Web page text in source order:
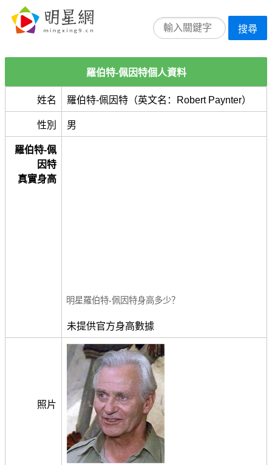
搜尋
羅伯特-佩因特個人資料
姓名 羅伯特-佩因特（英文名：Robert Paynter）
性別 男
羅伯特-佩
因特
真實身高
明星羅伯特-佩因特身高多少？
未提供官方身高數據
照片